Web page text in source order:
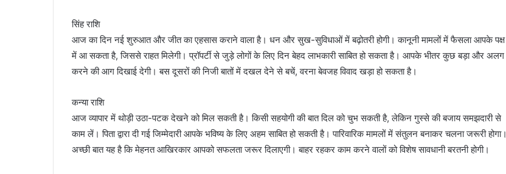
सिंह राशि
आज का दिन नई शुरुआत और जीत का एहसास कराने वाला है। धन और सुख-सुविधाओं में बढ़ोतरी होगी। कानूनी मामलों में फैसला आपके पक्ष
में आ सकता है, जिससे राहत मिलेगी। प्रॉपर्टी से जुड़े लोगों के लिए दिन बेहद लाभकारी साबित हो सकता है। आपके भीतर कुछ बड़ा और अलग
करने की आग दिखाई देगी। बस दूसरों की निजी बातों में दखल देने से बचें, वरना बेवजह विवाद खड़ा हो सकता है।
कन्या राशि
आज व्यापार में थोड़ी उठा-पटक देखने को मिल सकती है। किसी सहयोगी की बात दिल को चुभ सकती है, लेकिन गुस्से की बजाय समझदारी से
काम लें। पिता द्वारा दी गई जिम्मेदारी आपके भविष्य के लिए अहम साबित हो सकती है। पारिवारिक मामलों में संतुलन बनाकर चलना जरूरी होगा।
अच्छी बात यह है कि मेहनत आखिरकार आपको सफलता जरूर दिलाएगी। बाहर रहकर काम करने वालों को विशेष सावधानी बरतनी होगी।